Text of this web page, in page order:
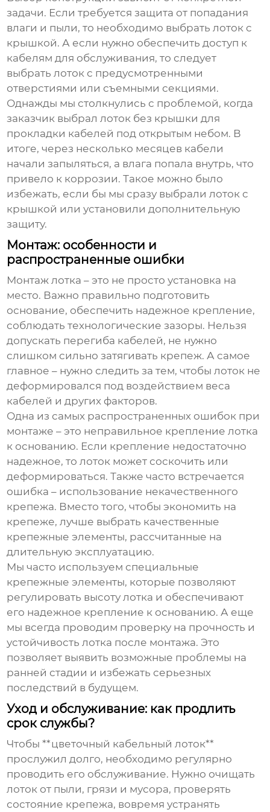
задачи. Если требуется защита от попадания
влаги и пыли, то необходимо выбрать лоток с
крышкой. А если нужно обеспечить доступ к
кабелям для обслуживания, то следует
выбрать лоток с предусмотренными
отверстиями или съемными секциями.
Однажды мы столкнулись с проблемой, когда
заказчик выбрал лоток без крышки для
прокладки кабелей под открытым небом. В
итоге, через несколько месяцев кабели
начали запыляться, а влага попала внутрь, что
привело к коррозии. Такое можно было
избежать, если бы мы сразу выбрали лоток с
крышкой или установили дополнительную
защиту.
Монтаж: особенности и
распространенные ошибки
Монтаж лотка – это не просто установка на
место. Важно правильно подготовить
основание, обеспечить надежное крепление,
соблюдать технологические зазоры. Нельзя
допускать перегиба кабелей, не нужно
слишком сильно затягивать крепеж. А самое
главное – нужно следить за тем, чтобы лоток не
деформировался под воздействием веса
кабелей и других факторов.
Одна из самых распространенных ошибок при
монтаже – это неправильное крепление лотка
к основанию. Если крепление недостаточно
надежное, то лоток может соскочить или
деформироваться. Также часто встречается
ошибка – использование некачественного
крепежа. Вместо того, чтобы экономить на
крепеже, лучше выбрать качественные
крепежные элементы, рассчитанные на
длительную эксплуатацию.
Мы часто используем специальные
крепежные элементы, которые позволяют
регулировать высоту лотка и обеспечивают
его надежное крепление к основанию. А еще
мы всегда проводим проверку на прочность и
устойчивость лотка после монтажа. Это
позволяет выявить возможные проблемы на
ранней стадии и избежать серьезных
последствий в будущем.
Уход и обслуживание: как продлить
срок службы?
Чтобы **цветочный кабельный лоток**
прослужил долго, необходимо регулярно
проводить его обслуживание. Нужно очищать
лоток от пыли, грязи и мусора, проверять
состояние крепежа, вовремя устранять